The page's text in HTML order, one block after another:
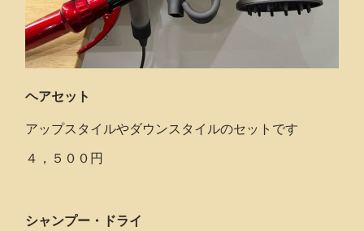
ヘアセット
アップスタイルやダウンスタイルのセットです
４，５００円
シャンプー・ドライ